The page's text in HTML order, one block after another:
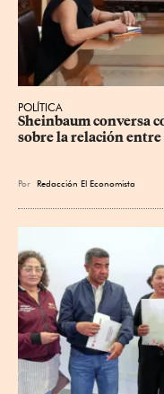
POLÍTICA
Sheinbaum conversa
sobre la relación entre
Por Redacción El Economista